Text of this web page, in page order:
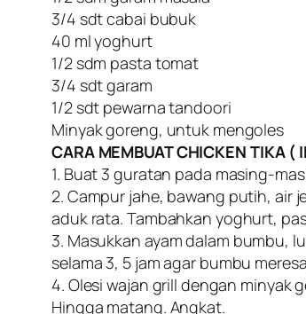
3/4 sdt cabai bubuk
40 ml yoghurt
1/2 sdm pasta tomat
3/4 sdt garam
1/2 sdt pewarna tandoori
Minyak goreng, untuk mengoles
CARA MEMBUAT CHICKEN TIKA (
1. Buat 3 guratan pada masing-
2. Campur jahe, bawang putih, air
aduk rata. Tambahkan yoghurt,
3. Masukkan ayam dalam bumbu,
selama 3, 5 jam agar bumbu
4. Olesi wajan grill dengan minyak
Hingga matang. Angkat.